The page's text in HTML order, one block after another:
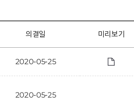
의결일 미리보기
2020-05-25
2020-05-25